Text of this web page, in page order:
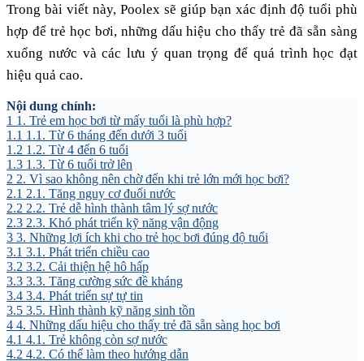
Trong bài viết này, Poolex sẽ giúp bạn xác định độ tuổi phù
hợp để trẻ học bơi, những dấu hiệu cho thấy trẻ đã sẵn sàng
xuống nước và các lưu ý quan trọng để quá trình học đạt
hiệu quả cao.
Nội dung chính:
1 1. Trẻ em học bơi từ mấy tuổi là phù hợp?
1.1 1.1. Từ 6 tháng đến dưới 3 tuổi
1.2 1.2. Từ 4 đến 6 tuổi
1.3 1.3. Từ 6 tuổi trở lên
2 2. Vì sao không nên chờ đến khi trẻ lớn mới học bơi?
2.1 2.1. Tăng nguy cơ đuối nước
2.2 2.2. Trẻ dễ hình thành tâm lý sợ nước
2.3 2.3. Khó phát triển kỹ năng vận động
3 3. Những lợi ích khi cho trẻ học bơi đúng độ tuổi
3.1 3.1. Phát triển chiều cao
3.2 3.2. Cải thiện hệ hô hấp
3.3 3.3. Tăng cường sức đề kháng
3.4 3.4. Phát triển sự tự tin
3.5 3.5. Hình thành kỹ năng sinh tồn
4 4. Những dấu hiệu cho thấy trẻ đã sẵn sàng học bơi
4.1 4.1. Trẻ không còn sợ nước
4.2 4.2. Có thể làm theo hướng dẫn